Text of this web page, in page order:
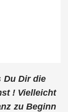
Du Dir die
! Vielleicht
zu Beginn